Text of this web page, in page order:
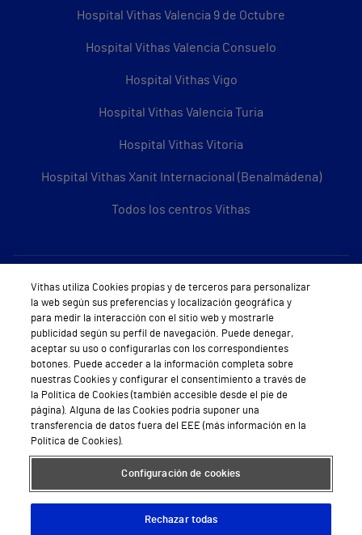
Hospital Vithas Valencia 9 de Octubre
Hospital Vithas Valencia Consuelo
Hospital Vithas Vigo
Hospital Vithas Valencia Turia
Hospital Vithas Vitoria
Hospital Vithas Xanit Internacional (Benalmádena)
Todos los centros Vithas
Sobre Vithas
Quiénes somos
Trabajar en Vithas
Teléfono Cita Médica
Teléfono Atención al Cliente
Política de seguridad y salud en el trabajo
Conoce a Supervita
Vithas utiliza Cookies propias y de terceros para personalizar
la web según sus preferencias y localización geográfica y
para medir la interacción con el sitio web y mostrarle
publicidad según su perfil de navegación. Puede denegar,
aceptar su uso o configurarlas con los correspondientes
botones. Puede acceder a la información completa sobre
nuestras Cookies y configurar el consentimiento a través de
la Política de Cookies (también accesible desde el pie de
página). Alguna de las Cookies podría suponer una
transferencia de datos fuera del EEE (más información en la
Política de Cookies).
Configuración de cookies
Rechazar todas